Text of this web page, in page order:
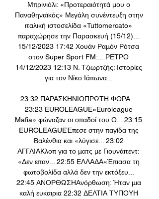
Μπρινιόλι: «Προτεραιότητά μου ο
Παναθηναϊκός» Μεγάλη συνέντευξη στην
ιταλική ιστοσελίδα «Tuttomercato»
παραχώρησε την Παρασκευή (15/12)...
15/12/2023 17:42 Χουάν Ραμόν Ρότσα
στον Super Sport FM:... ΡΕΤΡΟ
14/12/2023 12:13 Ν. Τζιωρτζής: Ιστορίες
για τον Νίκο Ιάπωνα...
23:32 ΠΑΡΑΣΚΗΝΙΟΠΡΩΤΗ ΦΟΡΑ…
23:23 EUROLEAGUE«Euroleague
Mafia» φώναζαν οι οπαδοί του Ο... 23:15
EUROLEAGUEΈπεσε στην παγίδα της
Βαλένθια και «λύγισε... 23:02
ΑΓΓΛΙΑΚλοπ για το ματς με Γιουνάιτεντ:
«Δεν επαν... 22:55 ΕΛΛΑΔΑ«Έπιασα τη
φωτοβολίδα αλλά δεν την εκτόξευ...
22:45 ΑΝΟΡΘΩΣΗΑνόρθωση: Ήταν μια
καλή ευκαιρια 22:32 ΔΕΛΤΙΑ ΤΥΠΟΥΗ